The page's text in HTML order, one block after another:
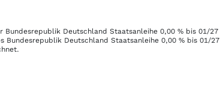
Bundesrepublik Deutschland Staatsanleihe 0,00 % bis 01/27
Bundesrepublik Deutschland Staatsanleihe 0,00 % bis 01/27